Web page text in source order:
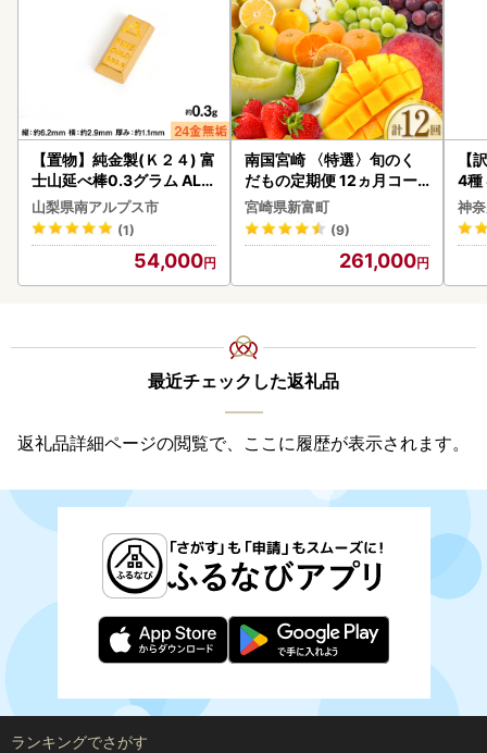
【置物】純金製(Ｋ２４) 富
士山延べ棒0.3グラム ALP
BK193
山梨県南アルプス市
(1)
54,000
南国宮崎 〈特選〉旬のく
だもの定期便 12ヵ月コー
ス【F84-25】
宮崎県新富町
(9)
261,000
【
4種
神
最近チェックした返礼品
返礼品詳細ページの閲覧で、ここに履歴が表示されます。
ランキングでさがす